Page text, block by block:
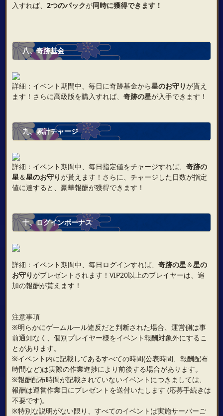
入すれば、 2つのパックが同時に獲得できます！
八、奇跡基金
詳細：イベント期間中、毎日に奇跡基金から星のお守りが貰え
ます！さらに高級版を購入すれば、 奇跡の星が入手できます！
九、累計チャージ
詳細：イベント期間中、毎日指定値をチャージすれば、 奇跡の
星＆星のお守りが貰えます！さらに、チャージした日数が指定
値に達すると、豪華報酬が獲得できます！
十、ログインボーナス
詳細：イベント期間中、毎日ログインすれば、 奇跡の星＆星の
お守りがプレゼントされます！VIP20以上のプレイヤーは、追
加の報酬が貰えます！
注意事項
※明らかにゲームルール違反だと判断された場合、運営側は事
前通知なく、個別プレイヤー様をイベント報酬対象外にするこ
とがあります。
※イベント内に記載してあるすべての時間(公表時間、報酬配布
時間など)は実際の作業進捗により前後する場合があります。
※報酬配布時間が記載されていないイベントにつきましては、
報酬は運営作業日にプレゼントを送付いたします (応募手続きは
不要です)。
※特別な説明がない限り、すべてのイベントは実施サーバーご